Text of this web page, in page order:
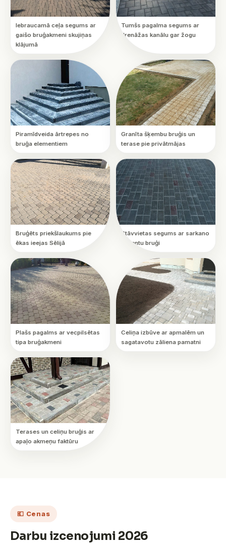
Iebraucamā ceļa segums ar
gaišo bruģakmeni skujiņas
klājumā
Tumšs pagalma segums ar
drenāžas kanālu gar žogu
Piramīdveida ārtrepes no
bruģa elementiem
Granīta šķembu bruģis un
terase pie privātmājas
Bruģēts priekšlaukums pie
ēkas ieejas Sēlijā
Stāvvietas segums ar sarkano
akcentu bruģi
Plašs pagalms ar vecpilsētas
tipa bruģakmeni
Celiņa izbūve ar apmalēm un
sagatavotu zāliena pamatni
Terases un celiņu bruģis ar
apaļo akmeņu faktūru
💶 Cenas
Darbu izcenojumi 2026